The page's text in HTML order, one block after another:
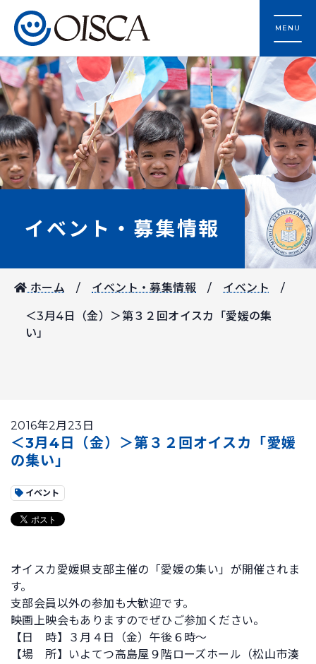
MENU
イベント・募集情報
ホーム イベント・募集情報 イベント
＜3月4日（金）＞第３２回オイスカ「愛媛の集
い」
2016年2月23日
＜3月4日（金）＞第３２回オイスカ「愛媛
の集い」
イベント
オイスカ愛媛県支部主催の「愛媛の集い」が開催されま
す。
支部会員以外の参加も大歓迎です。
映画上映会もありますのでぜひご参加ください。
【日 時】３月４日（金）午後６時～
【場 所】いよてつ高島屋９階ローズホール（松山市湊